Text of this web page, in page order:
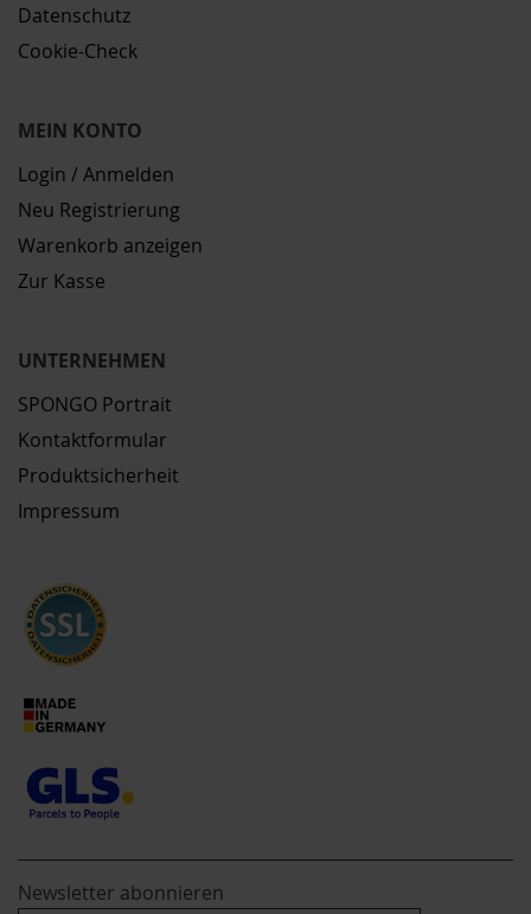
Datenschutz
Cookie-Check
MEIN KONTO
Login / Anmelden
Neu Registrierung
Warenkorb anzeigen
Zur Kasse
UNTERNEHMEN
SPONGO Portrait
Kontaktformular
Produktsicherheit
Impressum
Newsletter abonnieren